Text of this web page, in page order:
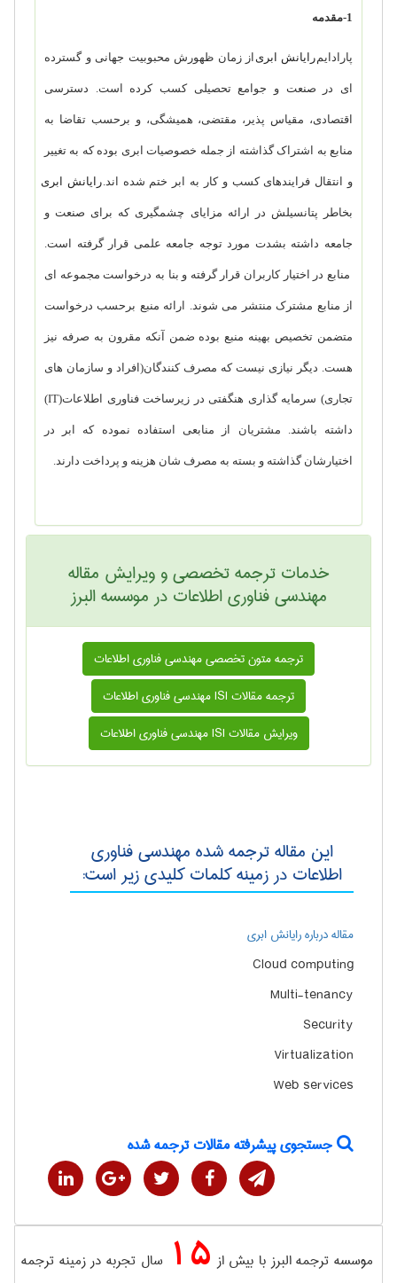
1-مقدمه
پارادایمرایانش ابریاز زمان ظهورش محبوبیت جهانی و گسترده
ای در صنعت و جوامع تحصیلی کسب کرده است. دسترسی
اقتصادی، مقیاس پذیر، مقتضی، همیشگی، و برحسب تقاضا به
منابع به اشتراک گذاشته از جمله خصوصیات ابری بوده که به تغییر
و انتقال فرایندهای کسب و کار به ابر ختم شده اند.رایانش ابری
بخاطر پتانسیلش در ارائه مزایای چشمگیری که برای صنعت و
جامعه داشته بشدت مورد توجه جامعه علمی قرار گرفته است.
منابع در اختیار کاربران قرار گرفته و بنا به درخواست مجموعه ای
از منابع مشترک منتشر می شوند. ارائه منبع برحسب درخواست
متضمن تخصیص بهینه منبع بوده ضمن آنکه مقرون به صرفه نیز
هست. دیگر نیازی نیست که مصرف کنندگان(افراد و سازمان های
تجاری) سرمایه گذاری هنگفتی در زیرساخت فناوری اطلاعات(IT
)
داشته باشند. مشتریان از منابعی استفاده نموده که ابر در
اختیارشان گذاشته و بسته به مصرف شان هزینه و پرداخت دارند.
خدمات ترجمه تخصصی و ویرایش مقاله
مهندسی فناوری اطلاعات در موسسه البرز
ترجمه متون تخصصی مهندسی فناوری اطلاعات
ترجمه مقالات ISI مهندسی فناوری اطلاعات
ویرایش مقالات ISI مهندسی فناوری اطلاعات
این مقاله ترجمه شده مهندسی فناوری
اطلاعات در زمینه کلمات کلیدی زیر است:
مقاله درباره رایانش ابری
Cloud computing
Multi-tenancy
Security
Virtualization
Web services
جستجوی پیشرفته مقالات ترجمه شده
موسسه ترجمه البرز با بیش از 15 سال تجربه در زمینه ترجمه